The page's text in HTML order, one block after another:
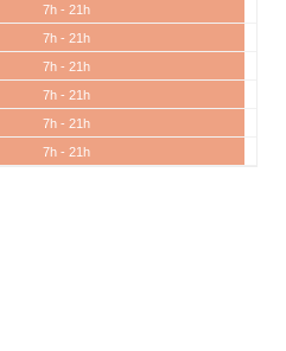
7h - 21h
7h - 21h
7h - 21h
7h - 21h
7h - 21h
7h - 21h